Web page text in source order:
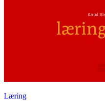
Læring